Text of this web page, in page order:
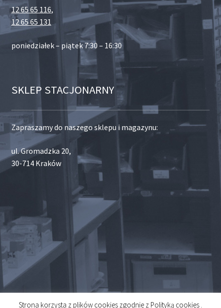
12 65 65 116,
12 65 65 131
poniedziałek – piątek 7:30 – 16:30
SKLEP STACJONARNY
Zapraszamy do naszego sklepu i magazynu:
ul. Gromadzka 20,
30-714 Kraków
Strona korzysta z plików cookies zgodnie z Polityką cookies .